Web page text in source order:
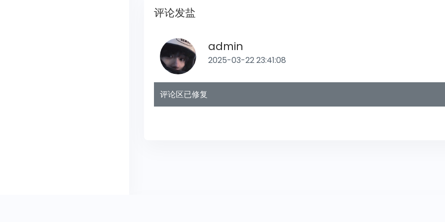
评论发盐
admin
2025-03-22 23:41:08
评论区已修复